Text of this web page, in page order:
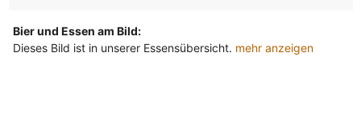
Bier und Essen am Bild:
Dieses Bild ist in unserer Essensübersicht. mehr anzeigen